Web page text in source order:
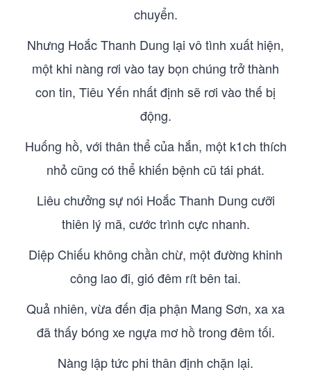
chuyển.
Nhưng Hoắc Thanh Dung lại vô tình xuất hiện,
một khi nàng rơi vào tay bọn chúng trở thành
con tin, Tiêu Yến nhất định sẽ rơi vào thế bị
động.
Huống hồ, với thân thể của hắn, một k1ch thích
nhỏ cũng có thể khiến bệnh cũ tái phát.
Liêu chưởng sự nói Hoắc Thanh Dung cưỡi
thiên lý mã, cước trình cực nhanh.
Diệp Chiếu không chần chừ, một đường khinh
công lao đi, gió đêm rít bên tai.
Quả nhiên, vừa đến địa phận Mang Sơn, xa xa
đã thấy bóng xe ngựa mơ hồ trong đêm tối.
Nàng lập tức phi thân định chặn lại.